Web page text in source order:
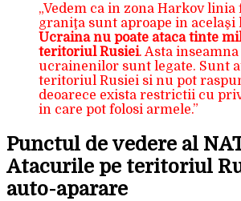
„Vedem ca in zona Harkov
graniţa sunt aproape in acelaşi
Ucraina nu poate ataca tinte
teritoriul Rusiei. Asta
ucrainenilor sunt legate. Sunt
teritoriul Rusiei si nu pot
deoarece exista restrictii cu
in care pot folosi armele.”
Punctul de vedere al
Atacurile pe teritoriul
auto-aparare